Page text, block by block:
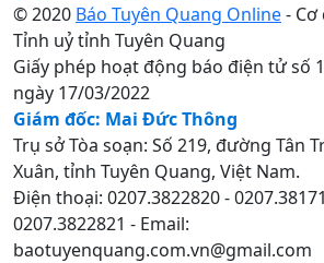
© 2020 Báo Tuyên Quang Online-
Tỉnh uỷ tỉnh Tuyên Quang
Giấy phép hoạt động báo điện tử số
ngày 17/03/2022
Giám đốc: Mai Đức Thông
Trụ sở Tòa soạn: Số 219, đường Tân
Xuân, tỉnh Tuyên Quang, Việt Nam.
Điện thoại: 0207.3822820 -
0207.3822821 - Email:
baotuyenquang.com.vn@gmail.com